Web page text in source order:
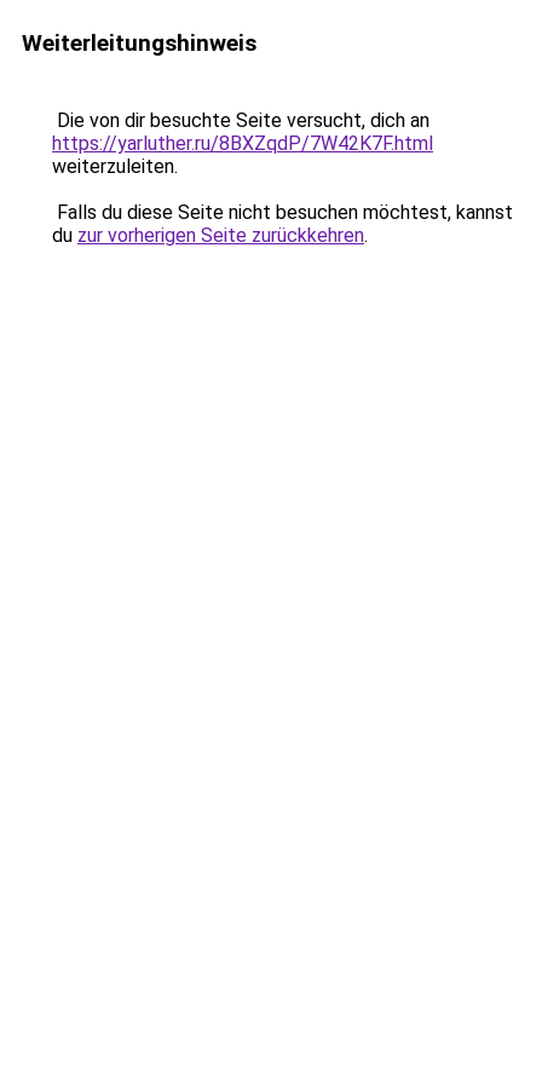
Weiterleitungshinweis
Die von dir besuchte Seite versucht, dich an
https://yarluther.ru/8BXZqdP/7W42K7F.html
weiterzuleiten.
Falls du diese Seite nicht besuchen möchtest, kannst
du zur vorherigen Seite zurückkehren.